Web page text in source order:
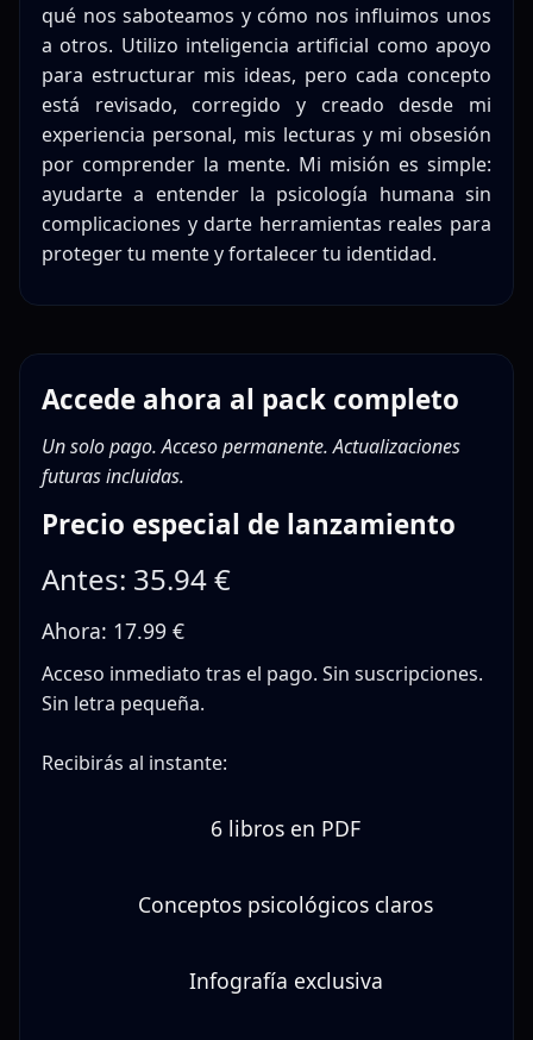
qué nos saboteamos y cómo nos influimos unos
a otros. Utilizo inteligencia artificial como apoyo
para estructurar mis ideas, pero cada concepto
está revisado, corregido y creado desde mi
experiencia personal, mis lecturas y mi obsesión
por comprender la mente. Mi misión es simple:
ayudarte a entender la psicología humana sin
complicaciones y darte herramientas reales para
proteger tu mente y fortalecer tu identidad.
Accede ahora al pack completo
Un solo pago. Acceso permanente. Actualizaciones
futuras incluidas.
Precio especial de lanzamiento
Antes: 35.94 €
Ahora: 17.99 €
Acceso inmediato tras el pago. Sin suscripciones.
Sin letra pequeña.
Recibirás al instante:
6 libros en PDF
Conceptos psicológicos claros
Infografía exclusiva